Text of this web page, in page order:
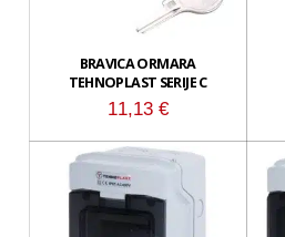
BRAVICA ORMARA
TEHNOPLAST SERIJE C
11,13 €